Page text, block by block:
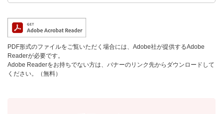
PDF形式のファイルをご覧いただく場合には、Adobe社が提供するAdobe
Readerが必要です。
Adobe Readerをお持ちでない方は、バナーのリンク先からダウンロードして
ください。（無料）